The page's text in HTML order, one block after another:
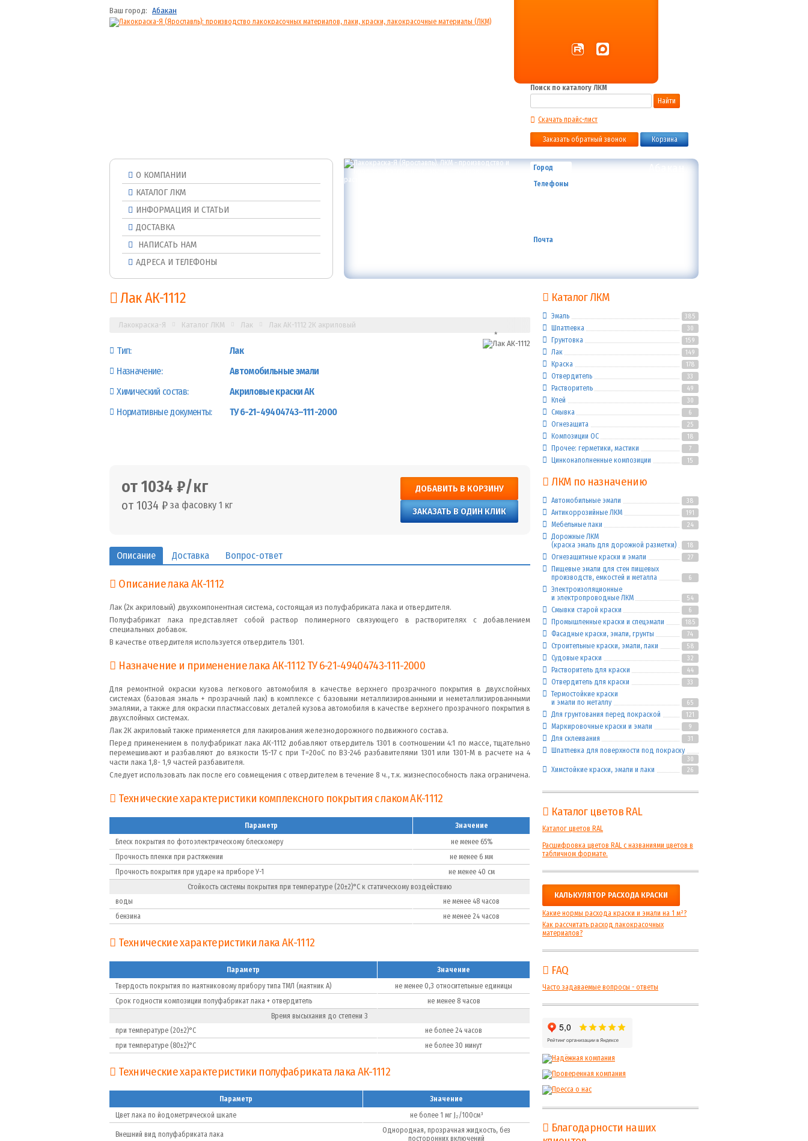
Ваш город: Абакан
Поиск по каталогу ЛКМ
Найти
Скачать прайс-лист
Заказать обратный звонок Корзина
О КОМПАНИИ
КАТАЛОГ ЛКМ
ИНФОРМАЦИЯ И СТАТЬИ
ДОСТАВКА
НАПИСАТЬ НАМ
АДРЕСА И ТЕЛЕФОНЫ
Город Абакан
Телефоны
Почта
Лак АК-1112
Лакокраска-Я Каталог ЛКМ Лак Лак АК-1112 2К акриловый
Тип:
Лак
Назначение:
Автомобильные эмали
Химический состав:
Акриловые краски АК
Нормативные документы:
ТУ 6-21-49404743–111-2000
от 1034 ₽/кг
от 1034 ₽ за фасовку 1 кг
ДОБАВИТЬ В КОРЗИНУ
ЗАКАЗАТЬ В ОДИН КЛИК
Описание Доставка Вопрос-ответ
Описание лака АК-1112
Лак (2к акриловый) двухкомпонентная система, состоящая из полуфабриката лака и отвердителя.
Полуфабрикат лака представляет собой раствор полимерного связующего в растворителях с добавлением
специальных добавок.
В качестве отвердителя используется отвердитель 1301.
Назначение и применение лака АК-1112 ТУ 6-21-49404743-111-2000
Для ремонтной окраски кузова легкового автомобиля в качестве верхнего прозрачного покрытия в двухслойных
системах (базовая эмаль + прозрачный лак) в комплексе с базовыми металлизированными и неметаллизированными
эмалями, а также для окраски пластмассовых деталей кузова автомобиля в качестве верхнего прозрачного покрытия в
двухслойных системах.
Лак 2К акриловый также применяется для лакирования железнодорожного подвижного состава.
Перед применением в полуфабрикат лака АК-1112 добавляют отвердитель 1301 в соотношении 4:1 по массе, тщательно
перемешивают и разбавляют до вязкости 15-17 с при Т=20оС по ВЗ-246 разбавителями 1301 или 1301-М в расчете на 4
части лака 1,8- 1,9 частей разбавителя.
Следует использовать лак после его совмещения с отвердителем в течение 8 ч., т.к. жизнеспособность лака ограничена.
Технические характеристики комплексного покрытия с лаком АК-1112
Параметр
Значение
Блеск покрытия по фотоэлектрическому блескомеру
не менее 65%
Прочность пленки при растяжении
не менее 6 мм
Прочность покрытия при ударе на приборе У-1
не менее 40 см
Стойкость системы покрытия при температуре (20±2)°С к статическому воздействию
воды
не менее 48 часов
бензина
не менее 24 часов
Технические характеристики лака АК-1112
Параметр
Значение
Твердость покрытия по маятниковому прибору типа ТМЛ (маятник А)
не менее 0,3 относительные единицы
Срок годности композиции полуфабрикат лака + отвердитель
не менее 8 часов
Время высыхания до степени 3
при температуре (20±2)°С
не более 24 часов
при температуре (80±2)°С
не более 30 минут
Технические характеристики полуфабриката лака АК-1112
Параметр
Значение
Цвет лака по йодометрической шкале
не более 1 мг J₂/100см³
Внешний вид полуфабриката лака
Однородная, прозрачная жидкость, без
посторонних включений
Каталог ЛКМ
Эмаль 385
Шпатлевка 30
Грунтовка 159
Лак 149
Краска 178
Отвердитель 33
Растворитель 49
Клей 30
Смывка 6
Огнезащита 25
Композиции ОС 18
Прочее: герметики, мастики 7
Цинконаполненные композиции 15
ЛКМ по назначению
Автомобильные эмали 38
Антикоррозийные ЛКМ 191
Мебельные лаки 24
Дорожные ЛКМ
(краска эмаль для дорожной разметки)
18
Огнезащитные краски и эмали 27
Пищевые эмали для стен пищевых
производств, емкостей и металла
6
Электроизоляционные
и электропроводные ЛКМ
54
Смывки старой краски 6
Промышленные краски и спецэмали 185
Фасадные краски, эмали, грунты 74
Строительные краски, эмали, лаки 58
Судовые краски 32
Растворитель для краски 44
Отвердитель для краски 33
Термостойкие краски
и эмали по металлу
65
Для грунтования перед покраской 121
Маркировочные краски и эмали 9
Для склеивания 31
Шпатлевка для поверхности под покраску
30
Химстойкие краски, эмали и лаки 26
Каталог цветов RAL
Каталог цветов RAL
Расшифровка цветов RAL с названиями цветов в
табличном формате.
КАЛЬКУЛЯТОР РАСХОДА КРАСКИ
Какие нормы расхода краски и эмали на 1 м²?
Как рассчитать расход лакокрасочных
материалов?
FAQ
Часто задаваемые вопросы - ответы
Благодарности наших